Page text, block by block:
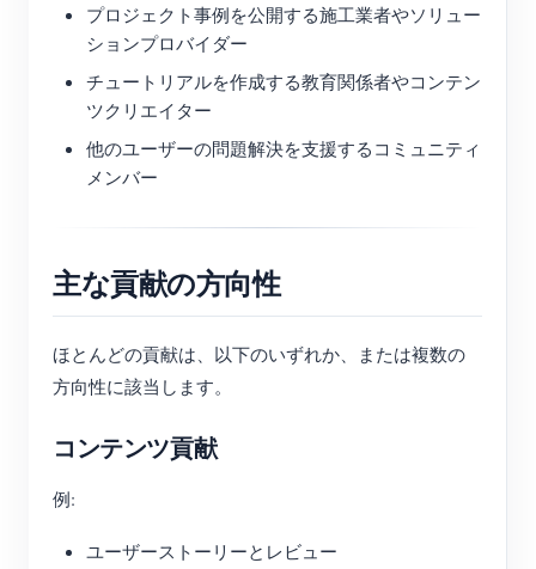
プロジェクト事例を公開する施工業者やソリュー
ションプロバイダー
チュートリアルを作成する教育関係者やコンテン
ツクリエイター
他のユーザーの問題解決を支援するコミュニティ
メンバー
主な貢献の方向性
ほとんどの貢献は、以下のいずれか、または複数の
方向性に該当します。
コンテンツ貢献
例:
ユーザーストーリーとレビュー